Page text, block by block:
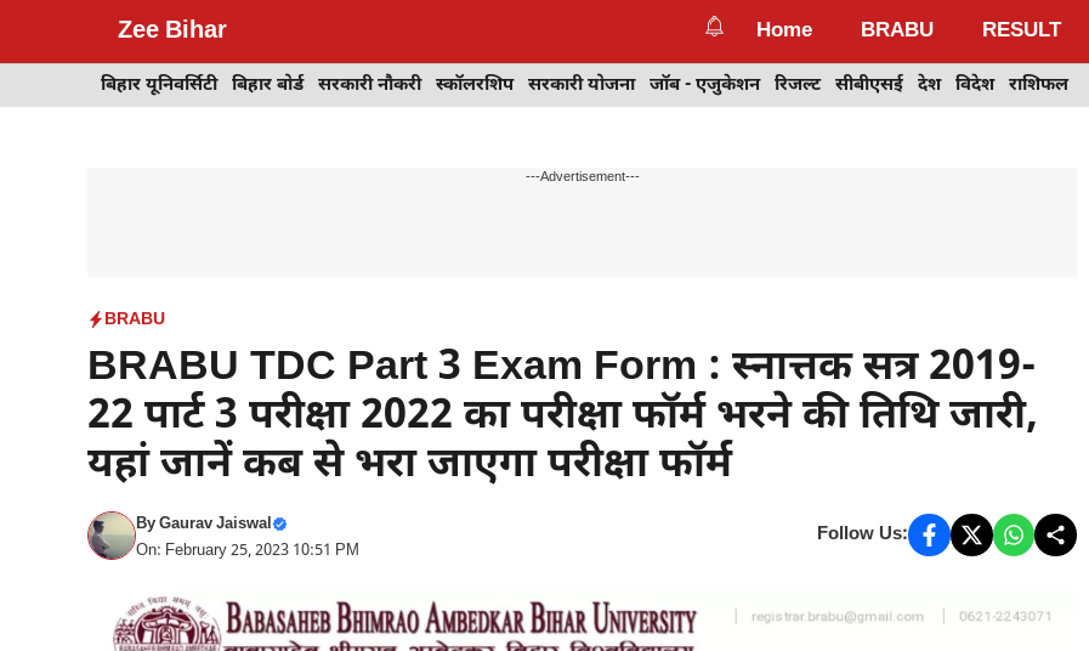
Zee Bihar Home BRABU RESULT
बिहार यूनिवर्सिटी बिहार बोर्ड सरकारी नौकरी स्कॉलरशिप सरकारी योजना जॉब - एजुकेशन रिजल्ट सीबीएसई देश विदेश राशिफल
---Advertisement---
BRABU
BRABU TDC Part 3 Exam Form : स्नात्तक सत्र 2019-
22 पार्ट 3 परीक्षा 2022 का परीक्षा फॉर्म भरने की तिथि जारी,
यहां जानें कब से भरा जाएगा परीक्षा फॉर्म
ByGaurav Jaiswal
On: February 25, 2023 10:51 PM
Follow Us: